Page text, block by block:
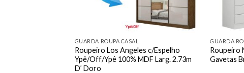
GUARDA ROUPA CASAL
Roupeiro Los Angeles c/Espelho
Ypê/Off/Ypê 100% MDF Larg. 2.73m
D’ Doro
GUARDA
Roupeiro
Gavetas